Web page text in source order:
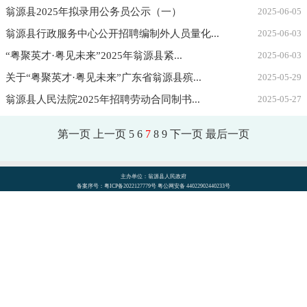
2025-06-05
翁源县2025年拟录用公务员公示（一）
2025-06-03
翁源县行政服务中心公开招聘编制外人员量化...
2025-06-03
“粤聚英才·粤见未来”2025年翁源县紧...
2025-05-29
关于“粤聚英才·粤见未来”广东省翁源县殡...
2025-05-27
翁源县人民法院2025年招聘劳动合同制书...
第一页 上一页 5 6 7 8 9 下一页 最后一页
主办单位：翁源县人民政府
备案序号：粤ICP备2022127779号 粤公网安备 44022902440233号